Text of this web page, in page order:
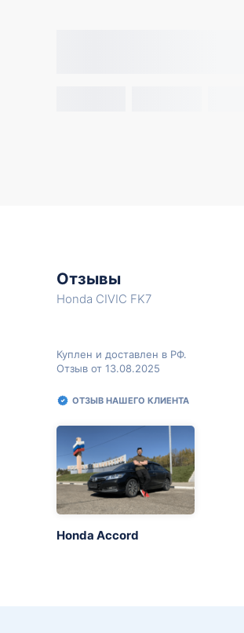
Отзывы
Honda CIVIC FK7
Куплен и доставлен в РФ.
Отзыв от 13.08.2025
ОТЗЫВ НАШЕГО КЛИЕНТА
Honda Accord